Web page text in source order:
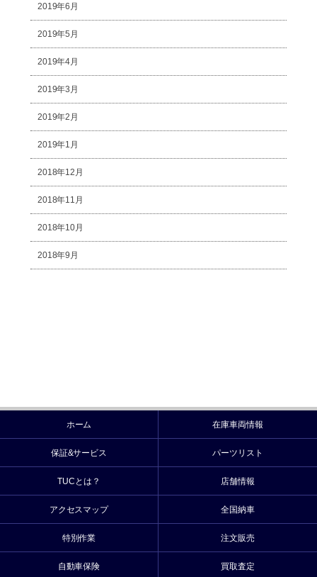
2019年6月
2019年5月
2019年4月
2019年3月
2019年2月
2019年1月
2018年12月
2018年11月
2018年10月
2018年9月
ホーム 在庫車両情報
保証&サービス パーツリスト
TUCとは？ 店舗情報
アクセスマップ 全国納車
特別作業 注文販売
自動車保険 買取査定